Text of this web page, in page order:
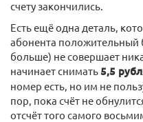
счету закончились.
Есть ещё одна деталь,
абонента положительный
больше) не совершает
начинает снимать 5,5
номер есть, но им не
пор, пока счёт не
отсчёт того самого